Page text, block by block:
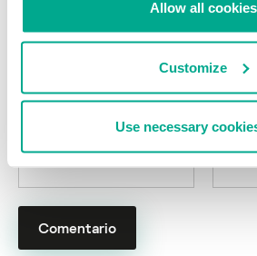
Allow all cookies
Customize
Use necessary Correo